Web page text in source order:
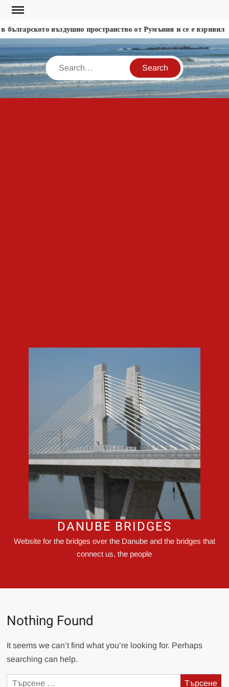
Skip
content
въздушно пространство от Румъния и се е взривил
Search
DANUBE BRIDGES
Website for the bridges over the Danube and the bridges that
connect us, the people
Nothing Found
It seems we can’t find what you’re looking for. Perhaps
searching can help.
Търсене